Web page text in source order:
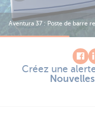
Aventura 37 : Poste de barre
Créez une